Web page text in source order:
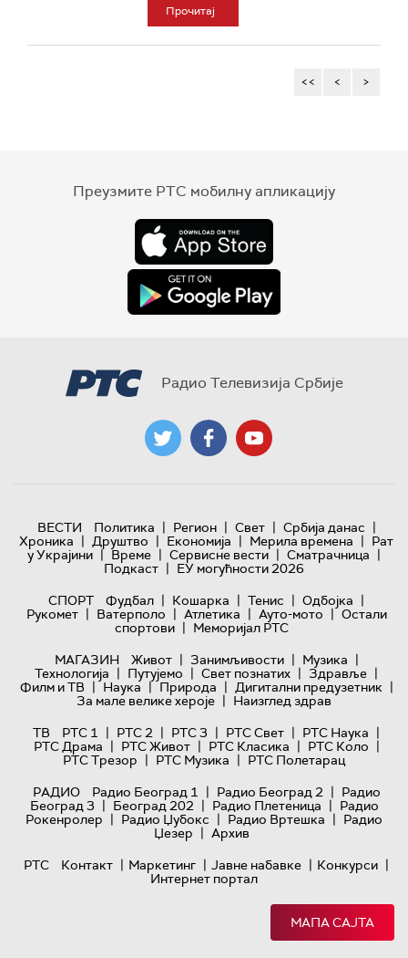
Прочитај
<< < >
Преузмите РТС мобилну апликацију
Радио Телевизија Србије
ВЕСТИ Политика | Регион | Свет | Србија данас |
Хроника | Друштво | Економија | Мерила времена | Рат
у Украјини | Време | Сервисне вести | Сматрачница |
Подкаст | ЕУ могућности 2026
СПОРТ
Фудбал | Кошарка | Тенис | Одбојка |
Рукомет | Ватерполо | Атлетика | Ауто-мото | Остали
спортови | Меморијал РТС
МАГАЗИН
Живот | Занимљивости | Музика |
Технологијa | Путујемо | Свет познатих | Здравље |
Филм и ТВ | Наука | Природа | Дигитални предузетник |
За мале велике хероје | Наизглед здрав
ТВ
РТС 1 | РТС 2 | РТС 3 | РТС Свет | РТС Наука |
РТС Драма | РТС Живот | РТС Класика | РТС Коло |
РТС Трезор | РТС Музика | РТС Полетарац
РАДИО
Радио Београд 1 | Радио Београд 2 | Радио
Београд 3 | Београд 202 | Радио Плетеница | Радио
Рокенролер | Радио Џубокс | Радио Вртешка | Радио
Џезер | Архив
РТС
Контакт | Маркетинг | Јавне набавке | Конкурси |
Интернет портал
МАПА САЈТА